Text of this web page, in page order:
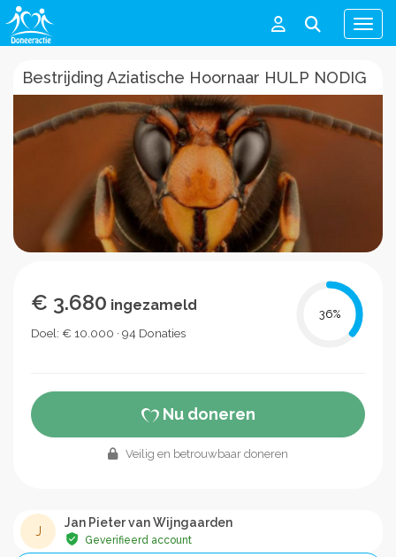
Menu
Bestrijding Aziatische Hoornaar HULP NODIG
€ 3.680 ingezameld
Doel: € 10.000 · 94 Donaties
36%
Nu doneren
Veilig en betrouwbaar doneren
J
Jan Pieter van Wijngaarden
Geverifieerd account